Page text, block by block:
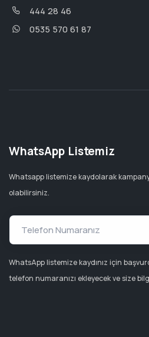
444 28 46
0535 570 61 87
WhatsApp Listemiz
Whatsapp listemize kaydolarak
olabilirsiniz.
WhatsApp listemize kaydınız için
telefon numaranızı ekleyecek ve size